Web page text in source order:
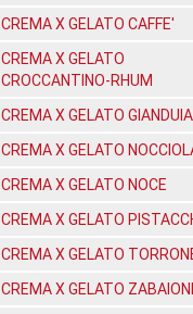
CREMA X GELATO CAFFE'
CREMA X GELATO
CROCCANTINO-RHUM
CREMA X GELATO GIANDUIA
CREMA X GELATO
CREMA X GELATO NOCE
CREMA X GELATO
CREMA X GELATO
CREMA X GELATO